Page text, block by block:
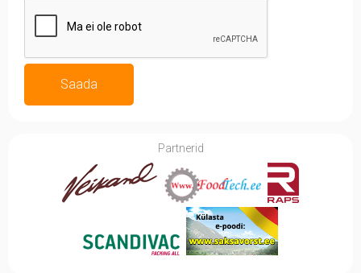
Saada
Partnerid